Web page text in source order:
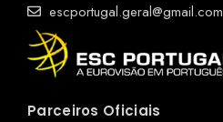
escportugal.geral@gmail.com
Parceiros Oficiais